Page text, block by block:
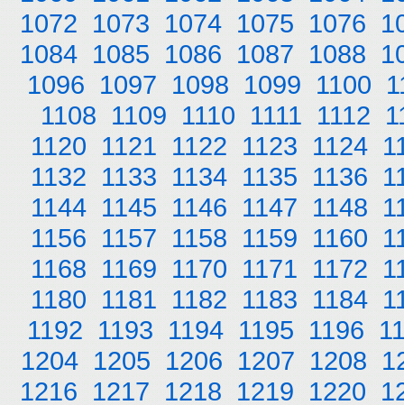
1072 1073 1074 1075 1076
1084 1085 1086 1087 1088
1096 1097 1098 1099 1100
1108 1109 1110 1111 1112
1120 1121 1122 1123 1124
1132 1133 1134 1135 1136
1144 1145 1146 1147 1148
1156 1157 1158 1159 1160
1168 1169 1170 1171 1172
1180 1181 1182 1183 1184
1192 1193 1194 1195 1196
1204 1205 1206 1207 1208
1216 1217 1218 1219 1220